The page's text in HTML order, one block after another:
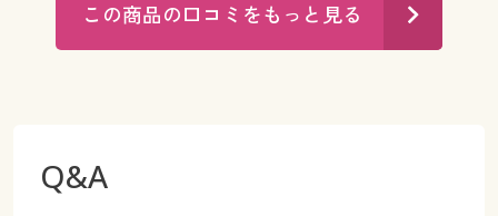
この商品の口コミをもっと見る
Q&A